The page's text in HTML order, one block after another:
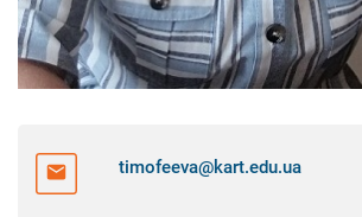
timofeeva@kart.edu.ua